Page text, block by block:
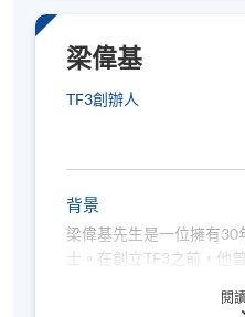
風險管理及百分之一定律
高機率交易
價值型投資
梁偉基
TF3創辦人
背景
梁偉基先生是一位擁有30
士。在創立TF3之前，他
家主要金融機構擔任領導
閱